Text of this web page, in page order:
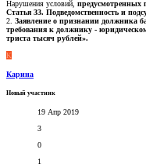
Нарушения условий, предусмотренных
Статья 33. Подведомственность и
2. Заявление о признании должника
требования к должнику -
триста тысяч рублей».
К
Карина
Новый участник
19 Апр 2019
3
0
1